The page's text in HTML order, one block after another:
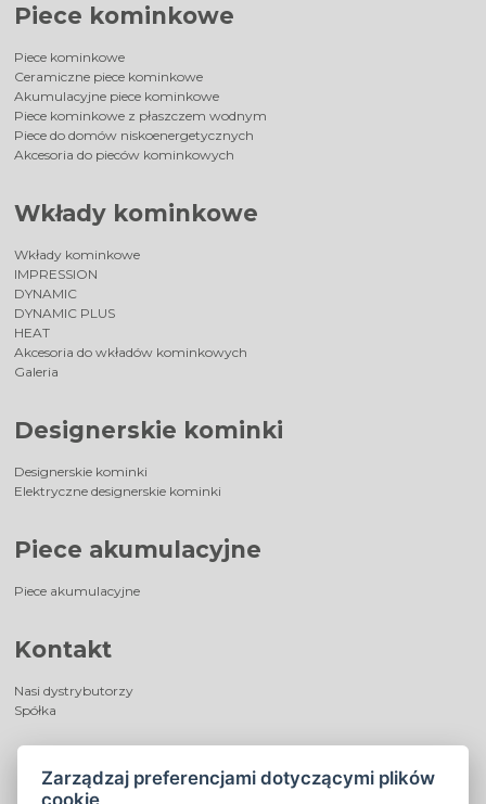
Piece kominkowe
Piece kominkowe
Ceramiczne piece kominkowe
Akumulacyjne piece kominkowe
Piece kominkowe z płaszczem wodnym
Piece do domów niskoenergetycznych
Akcesoria do pieców kominkowych
Wkłady kominkowe
Wkłady kominkowe
IMPRESSION
DYNAMIC
DYNAMIC PLUS
HEAT
Akcesoria do wkładów kominkowych
Galeria
Designerskie kominki
Designerskie kominki
Elektryczne designerskie kominki
Piece akumulacyjne
Piece akumulacyjne
Kontakt
Nasi dystrybutorzy
Spółka
Zarządzaj preferencjami dotyczącymi plików
cookie